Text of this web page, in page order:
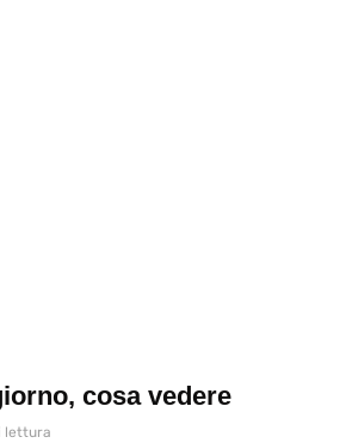
cosa vedere
lettura